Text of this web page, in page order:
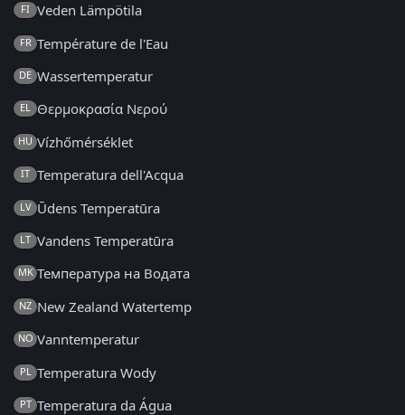
FI Veden Lämpötila
FR Température de l'Eau
DE Wassertemperatur
EL Θερμοκρασία Νερού
HU Vízhőmérséklet
IT Temperatura dell'Acqua
LV Ūdens Temperatūra
LT Vandens Temperatūra
MK Температура на Водата
NZ New Zealand Watertemp
NO Vanntemperatur
PL Temperatura Wody
PT Temperatura da Água